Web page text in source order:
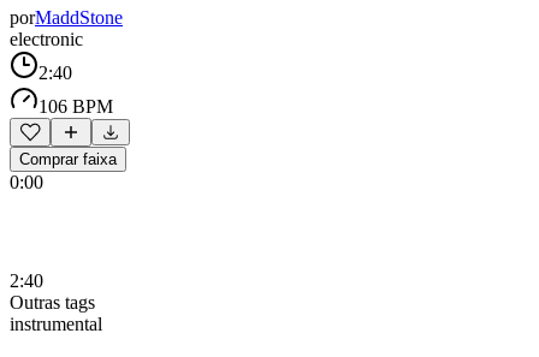
porMaddStone
electronic
2:40
106 BPM
Comprar faixa
0:00
2:40
Outras tags
instrumental